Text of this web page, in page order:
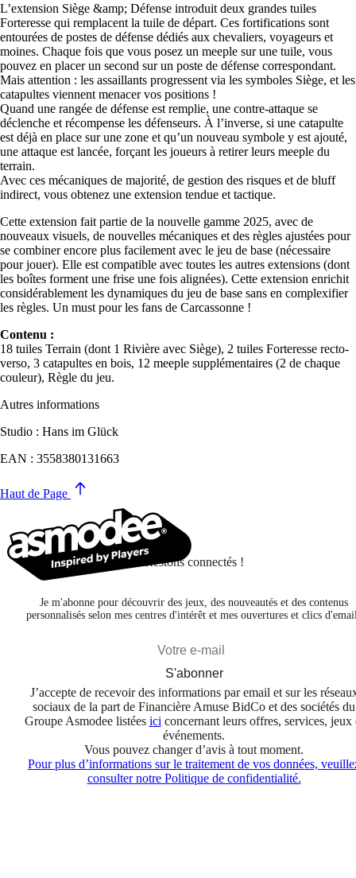
L’extension Siège &amp; Défense introduit deux grandes tuiles
Forteresse qui remplacent la tuile de départ. Ces fortifications sont
entourées de postes de défense dédiés aux chevaliers, voyageurs et
moines. Chaque fois que vous posez un meeple sur une tuile, vous
pouvez en placer un second sur un poste de défense correspondant.
Mais attention : les assaillants progressent via les symboles Siège, et les
catapultes viennent menacer vos positions !
Quand une rangée de défense est remplie, une contre-attaque se
déclenche et récompense les défenseurs. À l’inverse, si une catapulte
est déjà en place sur une zone et qu’un nouveau symbole y est ajouté,
une attaque est lancée, forçant les joueurs à retirer leurs meeple du
terrain.
Avec ces mécaniques de majorité, de gestion des risques et de bluff
indirect, vous obtenez une extension tendue et tactique.
Cette extension fait partie de la nouvelle gamme 2025, avec de
nouveaux visuels, de nouvelles mécaniques et des règles ajustées pour
se combiner encore plus facilement avec le jeu de base (nécessaire
pour jouer). Elle est compatible avec toutes les autres extensions (dont
les boîtes forment une frise une fois alignées). Cette extension enrichit
considérablement les dynamiques du jeu de base sans en complexifier
les règles. Un must pour les fans de Carcassonne !
Contenu :
18 tuiles Terrain (dont 1 Rivière avec Siège), 2 tuiles Forteresse recto-
verso, 3 catapultes en bois, 12 meeple supplémentaires (2 de chaque
couleur), Règle du jeu.
Autres informations
Studio : Hans im Glück
EAN : 3558380131663
Haut de Page
Restons connectés !
Je m'abonne pour découvrir des jeux, des nouveautés et des contenus
personnalisés selon mes centres d'intérêt et mes ouvertures et clics
S'abonner
J’accepte de recevoir des informations par email et sur les
sociaux de la part de Financière Amuse BidCo et des sociétés du
Groupe Asmodee listées ici concernant leurs offres, services, jeux
événements.
Vous pouvez changer d’avis à tout moment.
Pour plus d’informations sur le traitement de vos données,
consulter notre Politique de confidentialité.